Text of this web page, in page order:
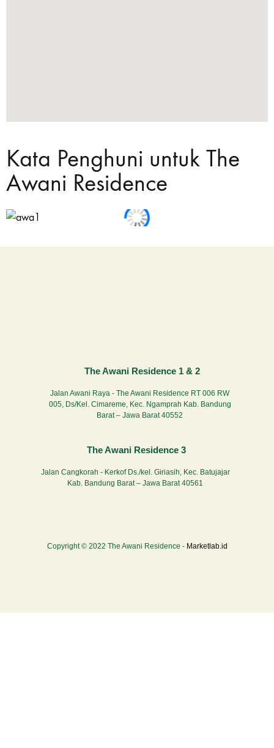
Kata Penghuni untuk The
Awani Residence
The Awani Residence 1 & 2
Jalan Awani Raya - The Awani Residence RT 006 RW
005, Ds/Kel. Cimareme, Kec. Ngamprah Kab. Bandung
Barat – Jawa Barat 40552
The Awani Residence 3
Jalan Cangkorah - Kerkof Ds./kel. Giriasih, Kec. Batujajar
Kab. Bandung Barat – Jawa Barat 40561
Copyright © 2022 The Awani Residence - Marketlab.id